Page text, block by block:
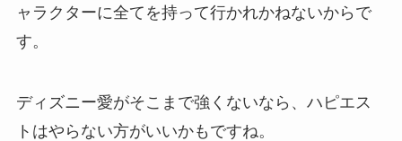
ャラクターに全てを持って行かれかねないからで
す。
ディズニー愛がそこまで強くないなら、ハピエス
トはやらない方がいいかもですね。